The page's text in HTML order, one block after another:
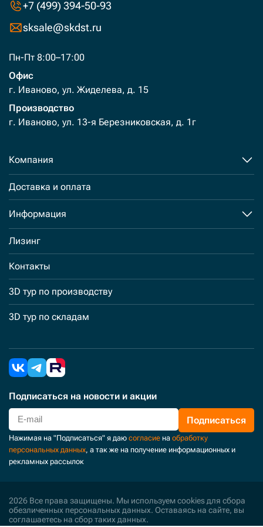
+7 (499) 394-50-93
sksale@skdst.ru
Пн-Пт 8:00–17:00
Офис
г. Иваново, ул. Жиделева, д. 15
Производство
г. Иваново, ул. 13-я Березниковская, д. 1г
Компания
Доставка и оплата
Информация
Лизинг
Контакты
3D тур по производству
3D тур по складам
Подписаться на новости и акции
Подписаться
Нажимая на "Подписаться" я даю согласие на обработку
персональных данных, а так же на получение информационных и
рекламных рассылок
2026 Все права защищены. Мы используем cookies для сбора
обезличенных персональных данных. Оставаясь на сайте, вы
соглашаетесь на сбор таких данных.